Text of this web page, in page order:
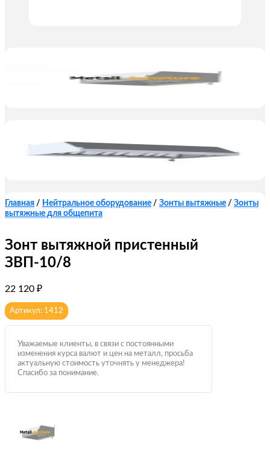
Главная / Нейтральное оборудование / Зонты вытяжные / Зонты
вытяжные для общепита
Зонт вытяжной пристенный
ЗВП-10/8
22 120 ₽
Артикул: 1412
Уважаемые клиенты, в связи с постоянными
изменения курса валют и цен на металл, просьба
актуальную стоимость уточнять у менеджера!
Спасибо за понимание.